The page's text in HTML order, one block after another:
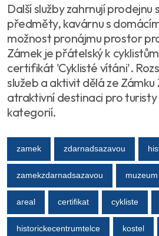
Další služby zahrnují prodejnu
předměty, kavárnu s
možnost pronájmu prostor
Zámek je přátelský k
certifikát 'Cyklisté vítáni'.
služeb a aktivit dělá ze
atraktivní destinaci pro turisty
kategorií.
zamek zdarnadsazavou
zamekzdarnadsazavou muzeum
areal certifikat cykliste
historickecentrumtelce kostel